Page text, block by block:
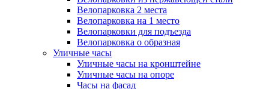
Велопарковка 2 места
Велопарковка на 1 место
Велопарковки для подъезда
Велопарковка о образная
Уличные часы
Уличные часы на кронштейне
Уличные часы на опоре
Часы на фасад